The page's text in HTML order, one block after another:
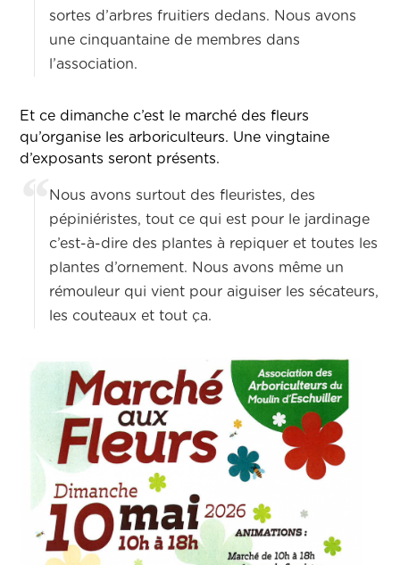
sortes d’arbres fruitiers dedans. Nous avons
une cinquantaine de membres dans
l’association.
Et ce dimanche c’est le marché des fleurs
qu’organise les arboriculteurs. Une vingtaine
d’exposants seront présents.
Nous avons surtout des fleuristes, des
pépiniéristes, tout ce qui est pour le jardinage
c’est-à-dire des plantes à repiquer et toutes les
plantes d’ornement. Nous avons même un
rémouleur qui vient pour aiguiser les sécateurs,
les couteaux et tout ça.